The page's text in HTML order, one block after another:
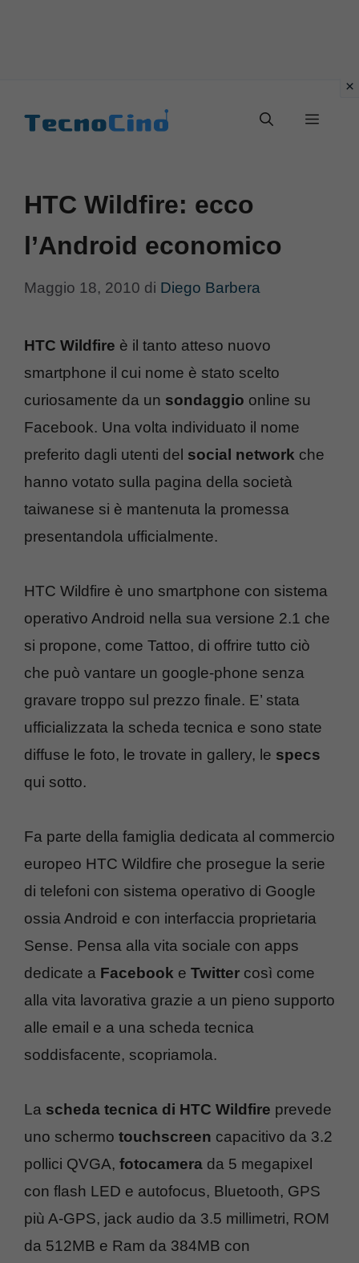
Menu
HTC Wildfire: ecco
l’Android economico
Maggio 18, 2010 di Diego Barbera
HTC Wildfire è il tanto atteso nuovo
smartphone il cui nome è stato scelto
curiosamente da un sondaggio online su
Facebook. Una volta individuato il nome
preferito dagli utenti del social network che
hanno votato sulla pagina della società
taiwanese si è mantenuta la promessa
presentandola ufficialmente.
HTC Wildfire è uno smartphone con sistema
operativo Android nella sua versione 2.1 che
si propone, come Tattoo, di offrire tutto ciò
che può vantare un google-phone senza
gravare troppo sul prezzo finale. E’ stata
ufficializzata la scheda tecnica e sono state
diffuse le foto, le trovate in gallery, le specs
qui sotto.
Fa parte della famiglia dedicata al commercio
europeo HTC Wildfire che prosegue la serie
di telefoni con sistema operativo di Google
ossia Android e con interfaccia proprietaria
Sense. Pensa alla vita sociale con apps
dedicate a Facebook e Twitter così come
alla vita lavorativa grazie a un pieno supporto
alle email e a una scheda tecnica
soddisfacente, scopriamola.
La scheda tecnica di HTC Wildfire prevede
uno schermo touchscreen capacitivo da 3.2
pollici QVGA, fotocamera da 5 megapixel
con flash LED e autofocus, Bluetooth, GPS
più A-GPS, jack audio da 3.5 millimetri, ROM
da 512MB e Ram da 384MB con